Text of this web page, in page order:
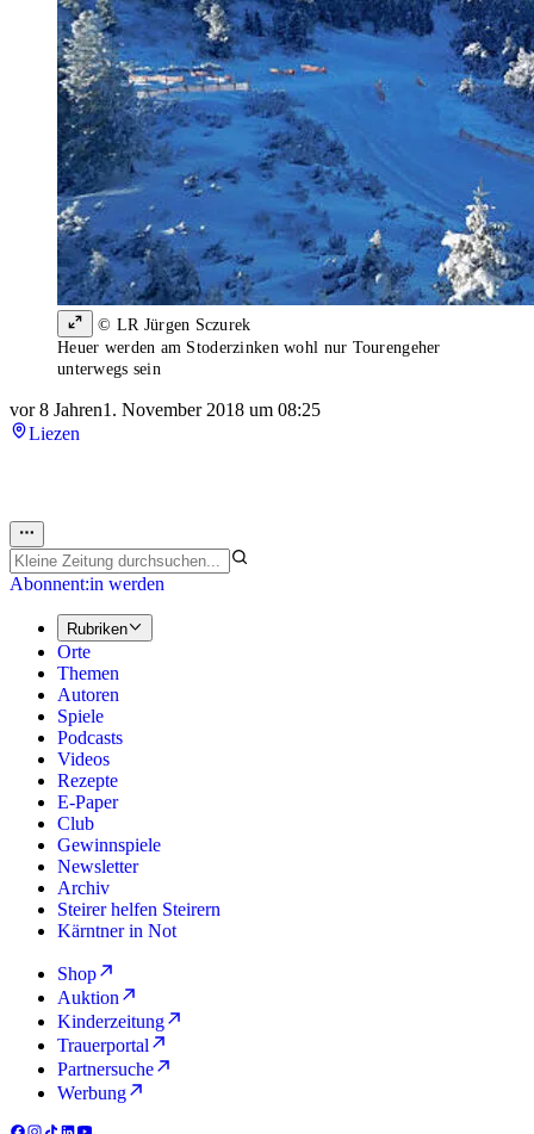
© LR Jürgen Sczurek
Heuer werden am Stoderzinken wohl nur Tourengeher
unterwegs sein
vor 8 Jahren1. November 2018 um 08:25
Liezen
Abonnent:in werden
Rubriken
Orte
Themen
Autoren
Spiele
Podcasts
Videos
Rezepte
E-Paper
Club
Gewinnspiele
Newsletter
Archiv
Steirer helfen Steirern
Kärntner in Not
Shop
Auktion
Kinderzeitung
Trauerportal
Partnersuche
Werbung